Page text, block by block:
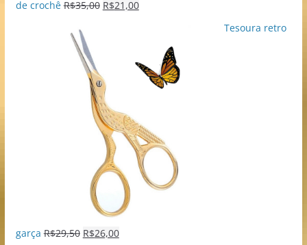
de crochê R$35,00 R$21,00
Tesoura retro
garça R$29,50 R$26,00